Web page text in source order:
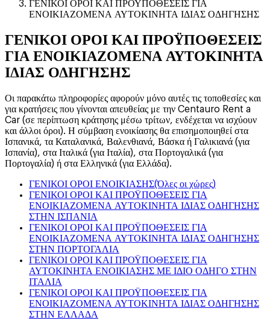
ΓΕΝΙΚΟΙ ΟΡΟΙ ΚΑΙ ΠΡΟΫΠΟΘΕΣΕΙΣ ΓΙΑ
ΕΝΟΙΚΙΑΖΟΜΕΝΑ ΑΥΤΟΚΙΝΗΤΑ ΙΔΙΑΣ ΟΔΗΓΗΣΗΣ
ΓΕΝΙΚΟΙ ΟΡΟΙ ΚΑΙ ΠΡΟΫΠΟΘΕΣΕΙΣ
ΓΙΑ ΕΝΟΙΚΙΑΖΟΜΕΝΑ ΑΥΤΟΚΙΝΗΤΑ
ΙΔΙΑΣ ΟΔΗΓΗΣΗΣ
Οι παρακάτω πληροφορίες αφορούν μόνο αυτές τις τοποθεσίες και
για κρατήσεις που γίνονται απευθείας με την Centauro Rent a
Car (σε περίπτωση κράτησης μέσω τρίτων, ενδέχεται να ισχύουν
και άλλοι όροι). Η σύμβαση ενοικίασης θα επισημοποιηθεί στα
Ισπανικά, τα Καταλανικά, Βαλενθιανά, Βάσκα ή Γαλικιανά (για
Ισπανία), στα Ιταλικά (για Ιταλία), στα Πορτογαλικά (για
Πορτογαλία) ή στα Ελληνικά (για Ελλάδα).
ΓΕΝΙΚΟΙ ΟΡΟΙ ΕΝΟΙΚΙΑΣΗΣ(Όλες οι χώρες)
ΓΕΝΙΚΟΙ ΟΡΟΙ ΚΑΙ ΠΡΟΫΠΟΘΕΣΕΙΣ ΓΙΑ
ΕΝΟΙΚΙΑΖΟΜΕΝΑ ΑΥΤΟΚΙΝΗΤΑ ΙΔΙΑΣ ΟΔΗΓΗΣΗΣ
ΣΤΗΝ ΙΣΠΑΝΙΑ
ΓΕΝΙΚΟΙ ΟΡΟΙ ΚΑΙ ΠΡΟΫΠΟΘΕΣΕΙΣ ΓΙΑ
ΕΝΟΙΚΙΑΖΟΜΕΝΑ ΑΥΤΟΚΙΝΗΤΑ ΙΔΙΑΣ ΟΔΗΓΗΣΗΣ
ΣΤΗΝ ΠΟΡΤΟΓΑΛΙΑ
ΓΕΝΙΚΟΙ ΟΡΟΙ ΚΑΙ ΠΡΟΫΠΟΘΕΣΕΙΣ ΓΙΑ
ΑΥΤΟΚΙΝΗΤΑ ΕΝΟΙΚΙΑΣΗΣ ΜΕ ΙΔΙΟ ΟΔΗΓΟ ΣΤΗΝ
ΙΤΑΛΙΑ
ΓΕΝΙΚΟΙ ΟΡΟΙ ΚΑΙ ΠΡΟΫΠΟΘΕΣΕΙΣ ΓΙΑ
ΕΝΟΙΚΙΑΖΟΜΕΝΑ ΑΥΤΟΚΙΝΗΤΑ ΙΔΙΑΣ ΟΔΗΓΗΣΗΣ
ΣΤΗΝ ΕΛΛΑΔΑ